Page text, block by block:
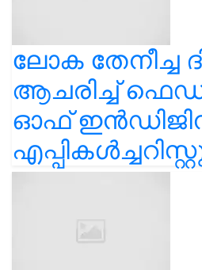
ലോക തേനീച്ച
ആചരിച്ച്
ഓഫ്